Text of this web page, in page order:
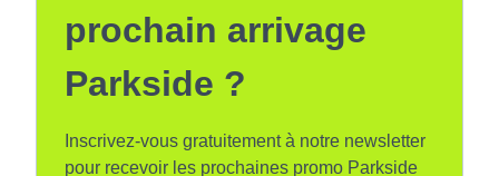
prochain arrivage
Parkside ?
Inscrivez-vous gratuitement à notre newsletter
pour recevoir les prochaines promo Parkside